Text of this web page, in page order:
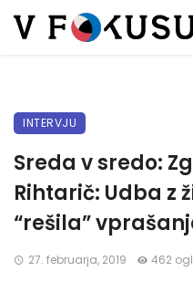
INTERVJU
Sreda v sredo:
Rihtarič: Udba z
“rešila”
27. februarja, 2019 462